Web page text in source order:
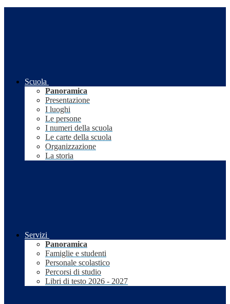
Scuola
Panoramica
Presentazione
I luoghi
Le persone
I numeri della scuola
Le carte della scuola
Organizzazione
La storia
Servizi
Panoramica
Famiglie e studenti
Personale scolastico
Percorsi di studio
Libri di testo 2026 - 2027